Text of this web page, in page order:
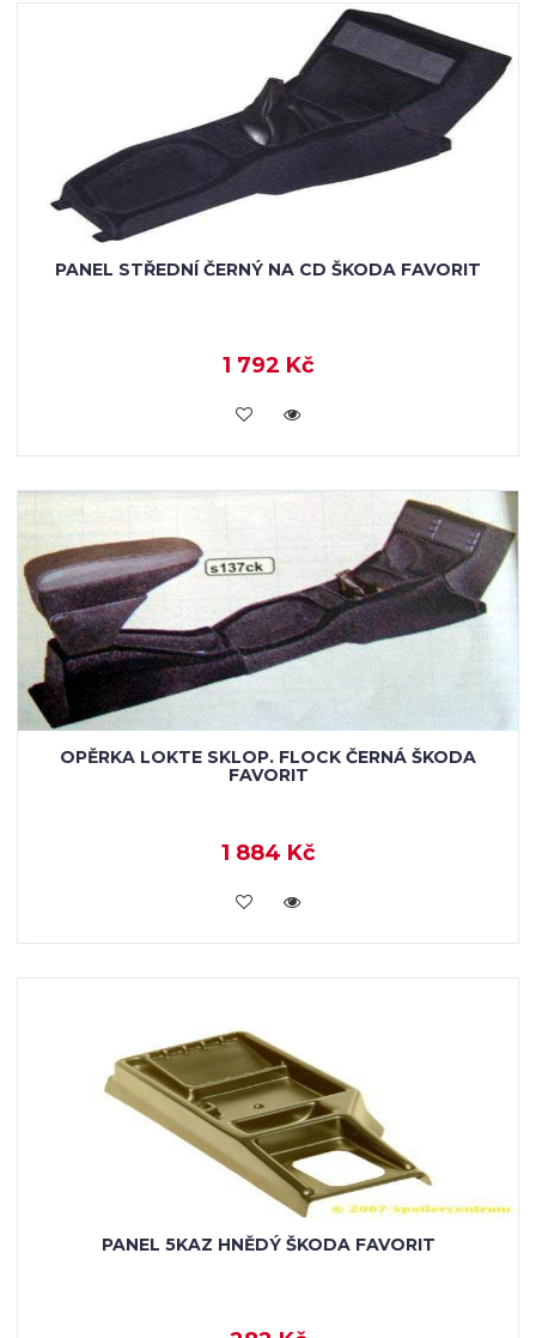
PANEL STŘEDNÍ ČERNÝ NA CD ŠKODA FAVORIT
1 792 Kč
KOUPIT
OPĚRKA LOKTE SKLOP. FLOCK ČERNÁ ŠKODA
FAVORIT
1 884 Kč
KOUPIT
PANEL 5KAZ HNĚDÝ ŠKODA FAVORIT